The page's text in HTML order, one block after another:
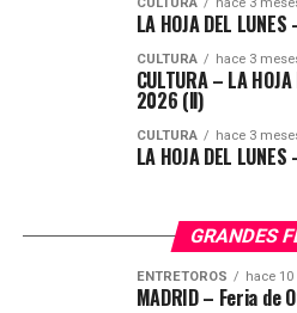
LA HOJA DEL
CULTURA hace 3
CULTURA – LA
2026 (ll)
CULTURA hace 3
LA HOJA DEL
GRANDES
ENTRETOROS hace
MADRID – Feria de